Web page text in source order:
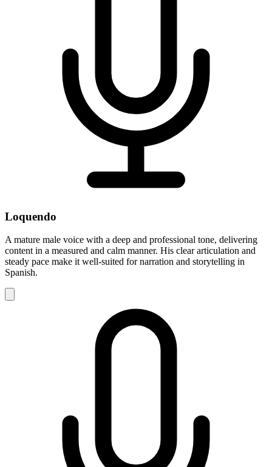
Loquendo
A mature male voice with a deep and professional tone, delivering
content in a measured and calm manner. His clear articulation and
steady pace make it well-suited for narration and storytelling in
Spanish.